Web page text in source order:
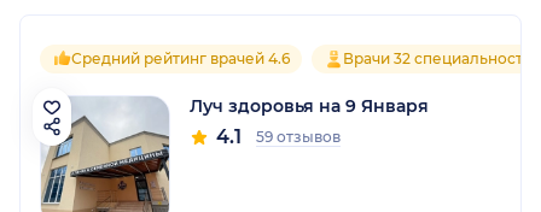
Средний рейтинг врачей 4.6 Врачи 32 специальностей
Луч здоровья на 9 Января
4.1 59 отзывов